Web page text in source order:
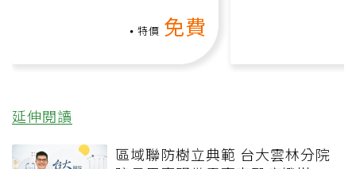
特價 免費
延伸閱讀
區域聯防樹立典範 台大雲林分院